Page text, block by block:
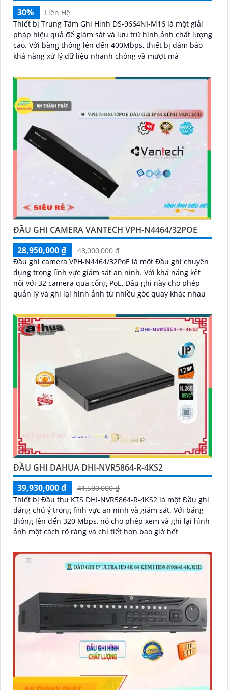
30%
Liên Hệ
Thiết bị Trung Tâm Ghi Hình DS-9664NI-M16 là một giải
pháp hiệu quả để giám sát và lưu trữ hình ảnh chất lượng
cao. Với băng thông lên đến 400Mbps, thiết bị đảm bảo
khả năng xử lý dữ liệu nhanh chóng và mượt mà
ĐẦU GHI CAMERA VANTECH VPH-N4464/32POE
28,950,000 ₫
48,000,000 ₫
Đầu ghi camera VPH-N4464/32PoE là một Đầu ghi chuyên
dụng trong lĩnh vực giám sát an ninh. Với khả năng kết
nối với 32 camera qua cổng PoE, Đầu ghi này cho phép
quản lý và ghi lại hình ảnh từ nhiều góc quay khác nhau
ĐẦU GHI DAHUA DHI-NVR5864-R-4KS2
39,930,000 ₫
41,500,000 ₫
Thiết bị Đầu thu KTS DHI-NVR5864-R-4KS2 là một Đầu ghi
đáng chú ý trong lĩnh vực an ninh và giám sát. Với băng
thông lên đến 320 Mbps, nó cho phép xem và ghi lại hình
ảnh một cách rõ ràng và chi tiết hơn bao giờ hết